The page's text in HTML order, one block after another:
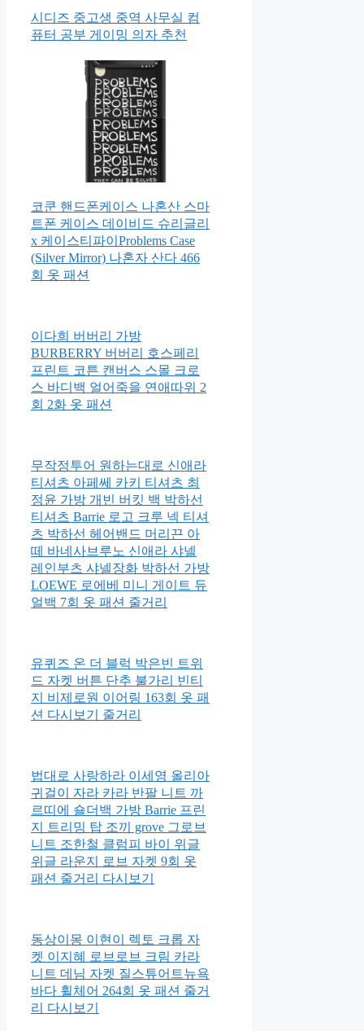
시디즈 중고생 중역 사무실 컴
퓨터 공부 게이밍 의자 추천
코쿤 핸드폰케이스 나혼산 스마
트폰 케이스 데이비드 슈리글리
x 케이스티파이Problems Case
(Silver Mirror) 나혼자 산다 466
회 옷 패션
이다희 버버리 가방
BURBERRY 버버리 호스페리
프린트 코튼 캔버스 스몰 크로
스 바디백 얼어죽을 연애따위 2
회 2화 옷 패션
무작정투어 원하는대로 신애라
티셔츠 아페쎄 카키 티셔츠 최
정윤 가방 개빈 버킷 백 박하선
티셔츠 Barrie 로고 크루 넥 티셔
츠 박하선 헤어밴드 머리끈 아
떼 바네사브루노 신애라 샤넬
레인부츠 샤넬장화 박하선 가방
LOEWE 로에베 미니 게이트 듀
얼백 7회 옷 패션 줄거리
유퀴즈 온 더 블럭 박은빈 트위
드 자켓 버튼 단추 불가리 빈티
지 비제로원 이어링 163회 옷 패
션 다시보기 줄거리
법대로 사랑하라 이세영 올리아
귀걸이 자라 카라 반팔 니트 까
르띠에 숄더백 가방 Barrie 프린
지 트리밍 탑 조끼 grove 그로브
니트 조한철 클럼피 바이 위글
위글 라운지 로브 자켓 9회 옷
패션 줄거리 다시보기
동상이몽 이현이 렉토 크롭 자
켓 이지혜 로브로브 크림 카라
니트 데님 자켓 질스튜어트뉴욕
바다 휠체어 264회 옷 패션 줄거
리 다시보기